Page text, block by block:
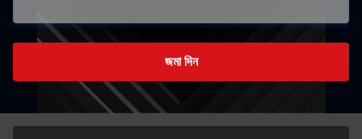
জমা দিন